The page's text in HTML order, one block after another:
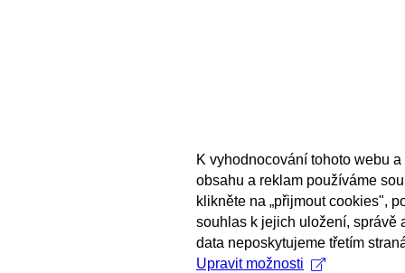
K vyhodnocování tohoto webu
obsahu a reklam používáme
klikněte na „přijmout cookies",
souhlas k jejich uložení, správě
data neposkytujeme třetím
Upravit možnosti